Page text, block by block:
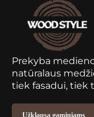
Prekyba
natūralaus
tiek fasadui, tiek
Užklausa gaminiams